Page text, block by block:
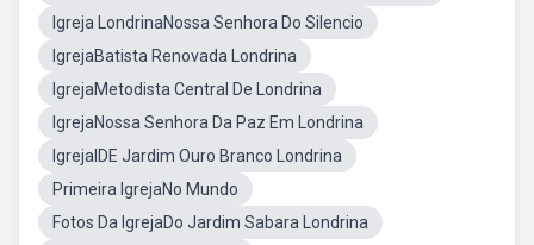
Igreja LondrinaNossa Senhora Do Silencio
IgrejaBatista Renovada Londrina
IgrejaMetodista Central De Londrina
IgrejaNossa Senhora Da Paz Em Londrina
IgrejaIDE Jardim Ouro Branco Londrina
Primeira IgrejaNo Mundo
Fotos Da IgrejaDo Jardim Sabara Londrina